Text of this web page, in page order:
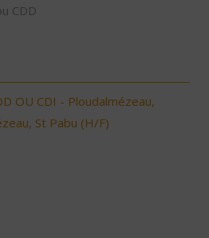
CDD
OU CDI - Ploudalmézeau,
St Pabu (H/F)